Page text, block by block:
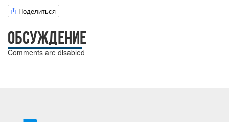
Поделиться
ОБСУЖДЕНИЕ
Comments are disabled